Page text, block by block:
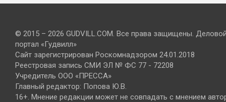
© 2015 – 2026 GUDVILL.COM. Все права защищены.
портал «Гудвилл»
Сайт зарегистрирован Роскомнадзором 24.01.2018
Реестровая запись СМИ ЭЛ № ФС 77 - 72208
Учредитель ООО «ПРЕССА»
Главный редактор: Попова Ю.В.
16+. Мнение редакции может не совпадать с мнением